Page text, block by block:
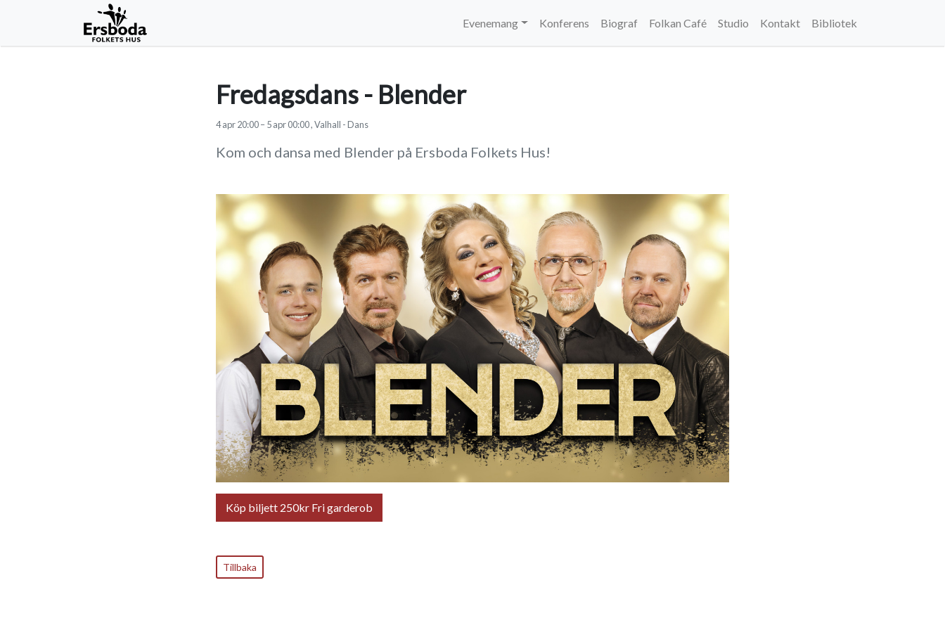
Evenemang Konferens Biograf Folkan Café Studio Kontakt Bibliotek
Fredagsdans - Blender
4apr20:00– 5apr00:00, Valhall - Dans
Kom och dansa med Blender på Ersboda Folkets Hus!
Köp biljett 250kr Fri garderob
Tillbaka